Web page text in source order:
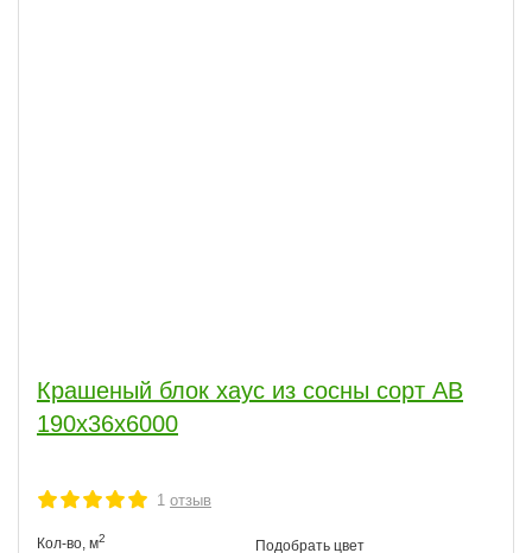
Крашеный блок хаус из сосны сорт АВ
190х36х6000
1 отзыв
Кол-во, м2